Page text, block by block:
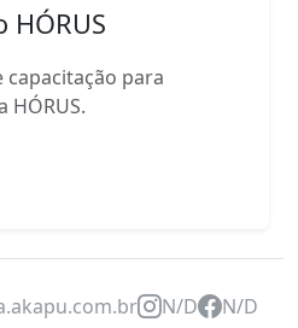
HÓRUS
capacitação para
HÓRUS.
N/D N/D